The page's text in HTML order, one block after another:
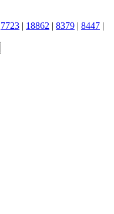
7723 | 18862 | 8379 | 8447 |